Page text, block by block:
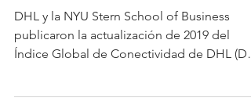
DHL y la NYU Stern School of Business
publicaron la actualización de 2019 del
Índice Global de Conectividad de DHL